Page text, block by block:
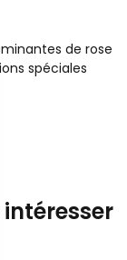
de rose
spéciales